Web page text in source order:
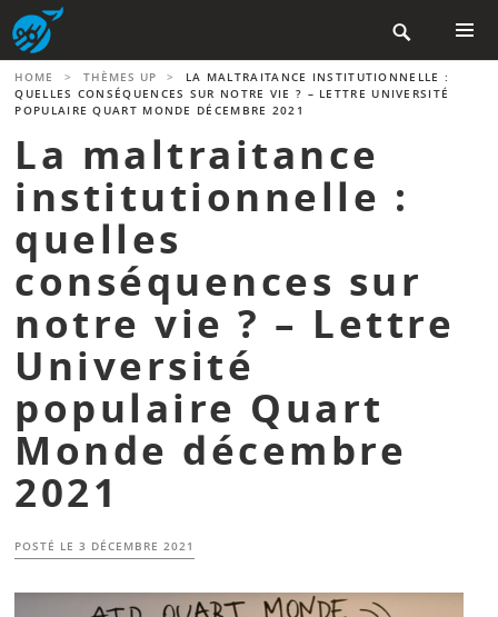
Aller
au
contenu
principal

MENU
HOME > THÈMES UP >
LA MALTRAITANCE INSTITUTIONNELLE :
QUELLES CONSÉQUENCES SUR NOTRE VIE ? – LETTRE UNIVERSITÉ
POPULAIRE QUART MONDE DÉCEMBRE 2021
La maltraitance
institutionnelle :
quelles
conséquences sur
notre vie ? – Lettre
Université
populaire Quart
Monde décembre
2021
POSTÉ LE3 DÉCEMBRE 2021